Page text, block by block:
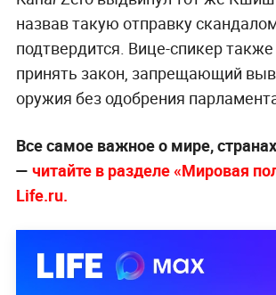
назвав такую отправку
подтвердится. Вице-спикер
принять закон, запрещающий
оружия без одобрения
Все самое важное о мире,
— читайте в разделе «Мировая
Life.ru.